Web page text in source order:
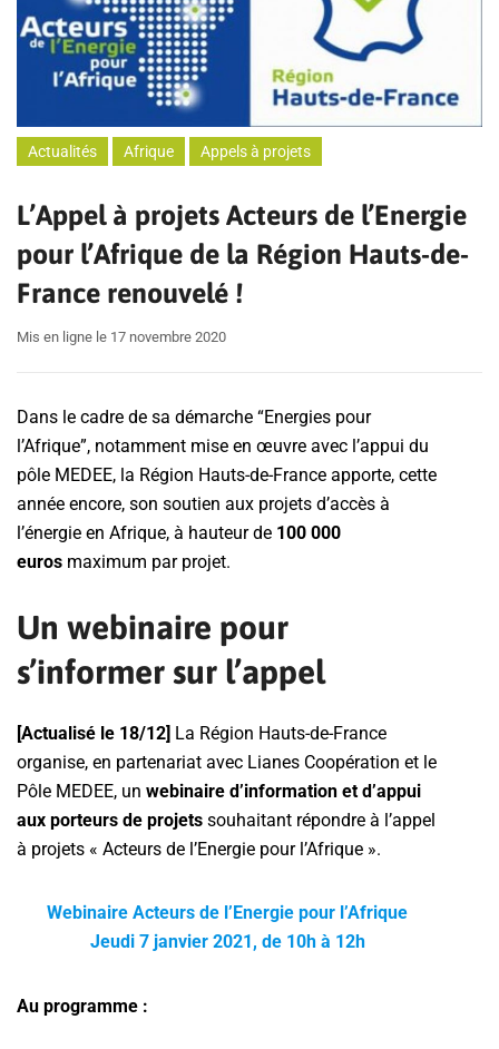
Actualités Afrique Appels à projets
L’Appel à projets Acteurs de l’Energie
pour l’Afrique de la Région Hauts-de-
France renouvelé !
Mis en ligne le 17 novembre 2020
Dans le cadre de sa démarche “Energies pour
l’Afrique”, notamment mise en œuvre avec l’appui du
pôle MEDEE, la Région Hauts-de-France apporte, cette
année encore, son soutien aux projets d’accès à
l’énergie en Afrique, à hauteur de 100 000
euros maximum par projet.
Un webinaire pour
s’informer sur l’appel
[Actualisé le 18/12] La Région Hauts-de-France
organise, en partenariat avec Lianes Coopération et le
Pôle MEDEE, un webinaire d’information et d’appui
aux porteurs de projets souhaitant répondre à l’appel
à projets « Acteurs de l’Energie pour l’Afrique ».
Webinaire Acteurs de l’Energie pour l’Afrique
Jeudi 7 janvier 2021, de 10h à 12h
Au programme :